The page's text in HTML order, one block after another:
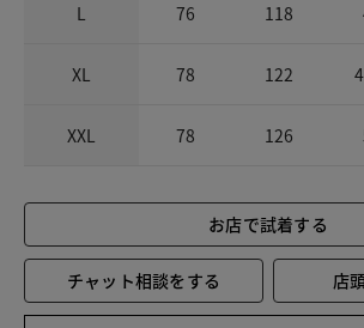
L 76 118
XL 78 122
XXL 78 126
お店で試着する
チャット相談をする 店